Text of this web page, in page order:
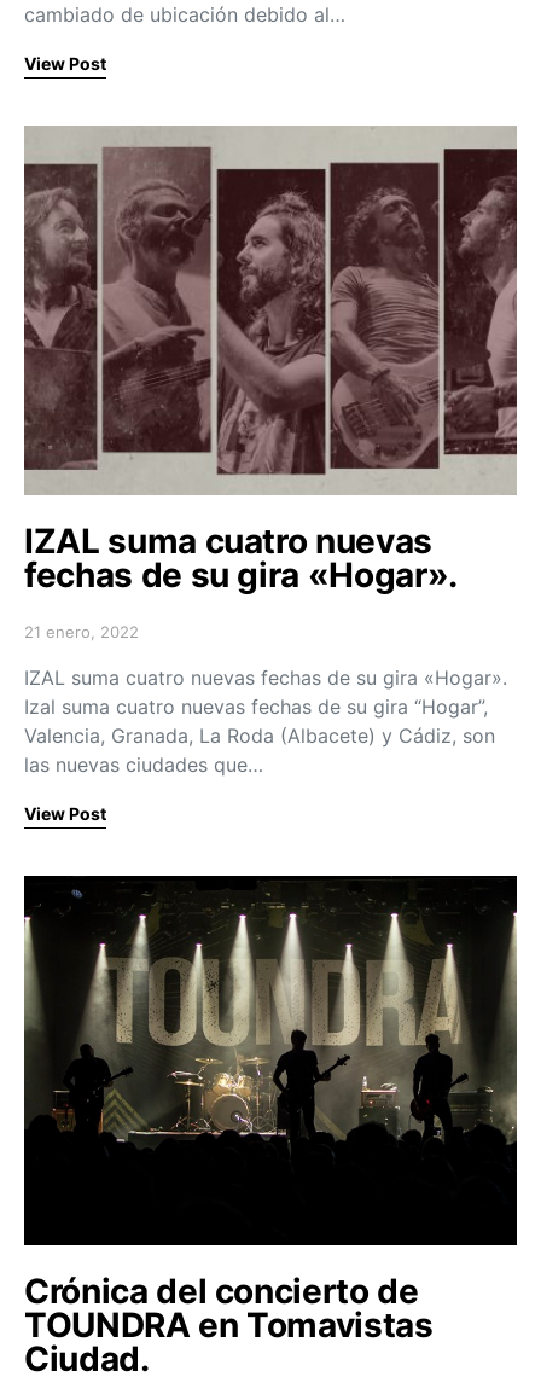
cambiado de ubicación debido al…
View Post
IZAL suma cuatro nuevas
fechas de su gira «Hogar».
Posted on
21 enero, 2022
IZAL suma cuatro nuevas fechas de su gira «Hogar».
Izal suma cuatro nuevas fechas de su gira “Hogar”,
Valencia, Granada, La Roda (Albacete) y Cádiz, son
las nuevas ciudades que…
View Post
Crónica del concierto de
TOUNDRA en Tomavistas
Ciudad.